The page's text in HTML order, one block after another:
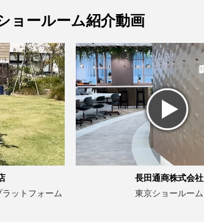
ョールーム紹介動画
ットフォーム
長田通商株式会社
東京ショールーム